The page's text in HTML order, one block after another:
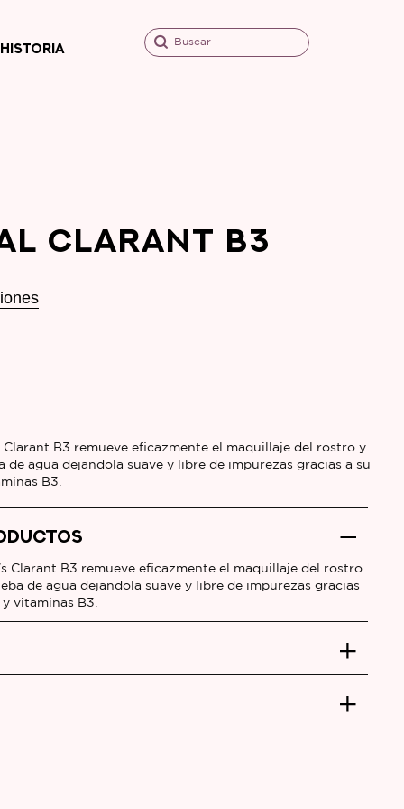
Buscar
CLARANT B3
B3 remueve eficazmente el maquillaje del rostro y
de agua dejandola suave y libre de impurezas gracias a su
B3.
Clarant B3 remueve eficazmente el maquillaje del rostro
de agua dejandola suave y libre de impurezas gracias
vitaminas B3.